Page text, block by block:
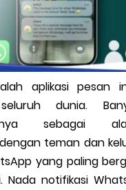
Profil Ig Dengan
Solusi Praktis Untuk
tapi Download Aplikasinya
aplikasi pesan
dunia.
sebagai
teman dan
yang paling
Nada notifikasi